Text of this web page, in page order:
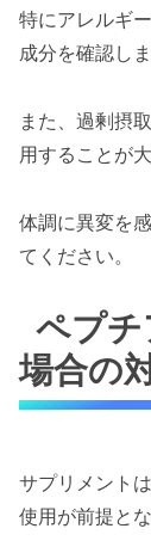
特にアレルギ
成分を確認しま
また、過剰摂
用することが大
体調に異変を
てください。
ペプ
場合の
サプリメント
使用が前提と